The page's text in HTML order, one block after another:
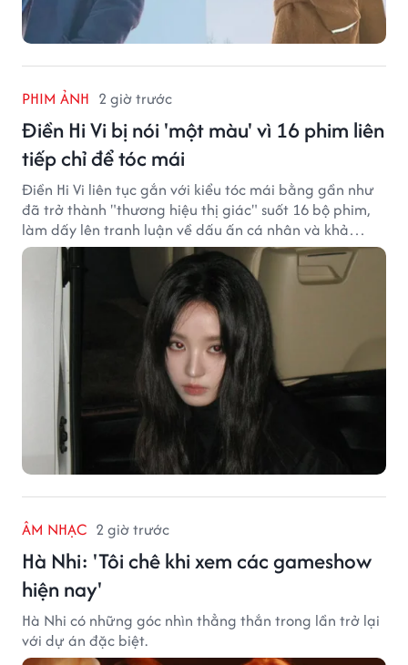
PHIM ẢNH 2 giờ trước
Điền Hi Vi bị nói 'một màu' vì 16 phim liên
tiếp chỉ để tóc mái
Điền Hi Vi liên tục gắn với kiểu tóc mái bằng gần như
đã trở thành "thương hiệu thị giác" suốt 16 bộ phim,
làm dấy lên tranh luận về dấu ấn cá nhân và khả
năng biến hóa trên màn ảnh.
ÂM NHẠC 2 giờ trước
Hà Nhi: 'Tôi chê khi xem các gameshow
hiện nay'
Hà Nhi có những góc nhìn thẳng thắn trong lần trở lại
với dự án đặc biệt.